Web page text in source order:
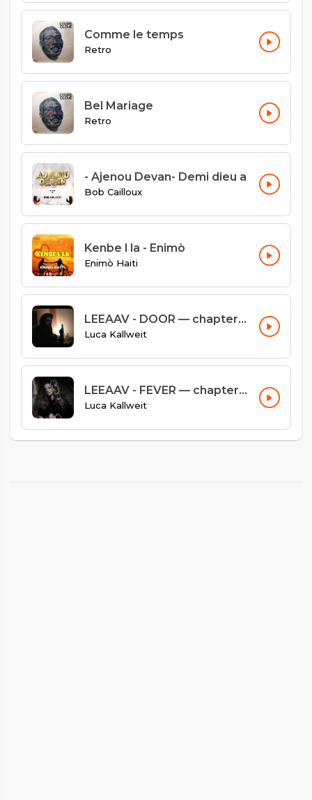
Comme le temps
Retro
Bel Mariage
Retro
- Ajenou Devan- Demi dieu a
Bob Cailloux
Kenbe l la - Enimò
Enimò Haiti
LEEAAV - DOOR — chapter #03
Luca Kallweit
LEEAAV - FEVER — chapter #02
Luca Kallweit